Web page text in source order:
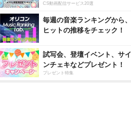
CS動画配信サービス20選
毎週の音楽ランキングから、
ヒットの推移をチェック！
試写会、登壇イベント、サイ
ンチェキなどプレゼント！
プレゼント特集